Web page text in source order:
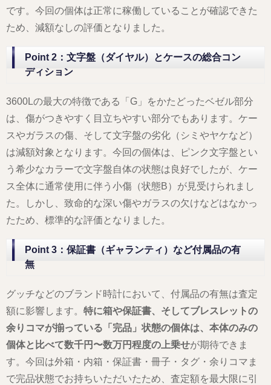
です。今回の個体は正常に稼働していることが確認できた
ため、減額なしの評価となりました。
Point 2：文字盤（ダイヤル）とケースの総合コン
ディション
3600Lの最大の特徴である「G」をかたどったベゼル部分
は、傷がつきやすく目立ちやすい部分でもあります。ケー
スやガラスの傷、そして文字盤の劣化（シミやヤケなど）
は減額対象となります。今回の個体は、ピンク文字盤とい
う希少なカラーで文字盤自体の状態は良好でしたが、ケー
ス全体に通常使用に伴う小傷（状態B）が見受けられまし
た。しかし、致命的な深い傷やガラスの欠けなどはなかっ
たため、標準的な評価となりました。
Point 3：保証書（ギャランティ）など付属品の有
無
グッチなどのブランド時計において、付属品の有無は査定
額に影響します。 特に箱や保証書、そしてブレスレットの
余りコマが揃っている「完品」状態の個体は、本体のみの
個体と比べて数千円〜数万円程度の上乗せが期待できま
す。今回は外箱・内箱・保証書・冊子・タグ・余りコマま
で完品状態でお持ちいただいたため、査定額を最大限に引